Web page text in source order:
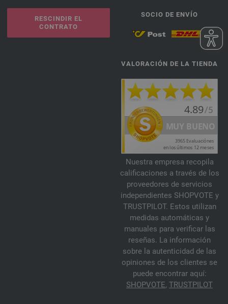
RESCINDIR EL
CONTRATO
SOCIO DE ENVÍO
VALORACIÓN DE LA TIENDA
Nuestra empresa recopila
calificaciones a través de los
proveedores de servicios
independientes SHOPVOTE y
TRUSTPILOT. Estos utilizan
medidas automáticas y
manuales para verificar las
reseñas. La información
sobre la autenticidad de las
opiniones de los clientes se
puede encontrar aquí:
SHOPVOTE, TRUSTPILOT